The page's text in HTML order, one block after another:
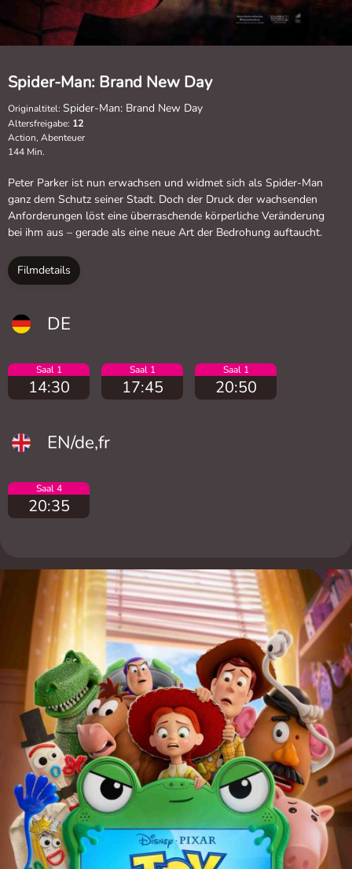
Spider-Man: Brand New Day
Originaltitel: Spider-Man: Brand New Day
Altersfreigabe: 12
Action, Abenteuer
144 Min.
Peter Parker ist nun erwachsen und widmet sich als Spider-Man
ganz dem Schutz seiner Stadt. Doch der Druck der wachsenden
Anforderungen löst eine überraschende körperliche Veränderung
bei ihm aus – gerade als eine neue Art der Bedrohung auftaucht.
Filmdetails
DE
Saal 1
14:30
Saal 1
17:45
Saal 1
20:50
EN/de,fr
Saal 4
20:35